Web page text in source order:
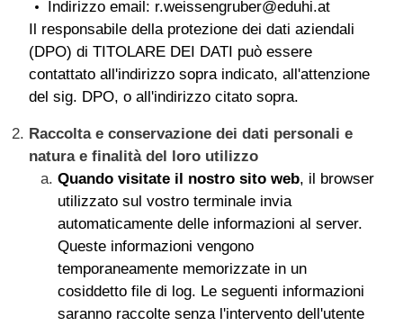
Indirizzo email: r.weissengruber@eduhi.at
Il responsabile della protezione dei dati aziendali
(DPO) di TITOLARE DEI DATI può essere
contattato all'indirizzo sopra indicato, all'attenzione
del sig. DPO, o all'indirizzo citato sopra.
Raccolta e conservazione dei dati personali e
natura e finalità del loro utilizzo
Quando visitate il nostro sito web, il browser
utilizzato sul vostro terminale invia
automaticamente delle informazioni al server.
Queste informazioni vengono
temporaneamente memorizzate in un
cosiddetto file di log. Le seguenti informazioni
saranno raccolte senza l'intervento dell'utente